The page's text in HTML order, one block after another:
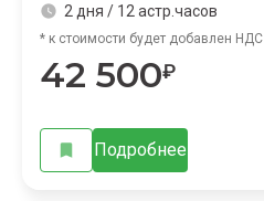
2 дня / 12 астр.часов
* к стоимости будет добавлен НДС
42 500₽
Подробнее